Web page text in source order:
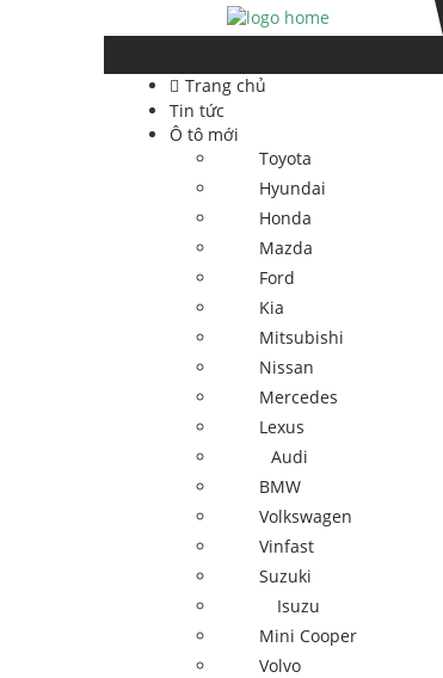
Trang chủ
Tin tức
Ô tô mới
Toyota
Hyundai
Honda
Mazda
Ford
Kia
Mitsubishi
Nissan
Mercedes
Lexus
Audi
BMW
Volkswagen
Vinfast
Suzuki
Isuzu
Mini Cooper
Volvo